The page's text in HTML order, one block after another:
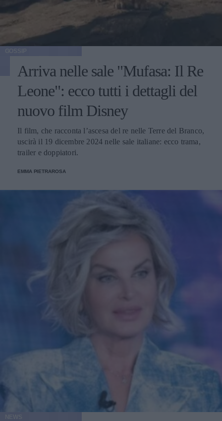
Arriva nelle sale "Mufasa: Il Re
Leone": ecco tutti i dettagli del
nuovo film Disney
Il film, che racconta l’ascesa del re nelle Terre del Branco,
uscirà il 19 dicembre 2024 nelle sale italiane: ecco trama,
trailer e doppiatori.
EMMA PIETRAROSA